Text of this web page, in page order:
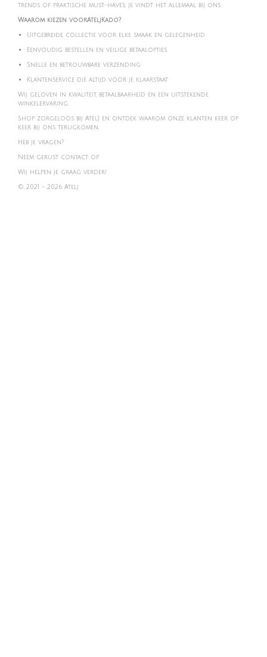
trends of praktische must-haves, je vindt het allemaal bij ons.
Waarom kiezen voorAteljKado?
Uitgebreide collectie voor elke smaak en gelegenheid
Eenvoudig bestellen en veilige betaalopties
Snelle en betrouwbare verzending
Klantenservice die altijd voor je klaarstaat
Wij geloven in kwaliteit, betaalbaarheid en een uitstekende
winkelervaring.
Shop zorgeloos bij Atel'J en ontdek waarom onze klanten keer op
keer bij ons terugkomen.
Heb je vragen?
Neem gerust contact op.
Wij helpen je graag verder!
© 2021 - 2026 Atelj